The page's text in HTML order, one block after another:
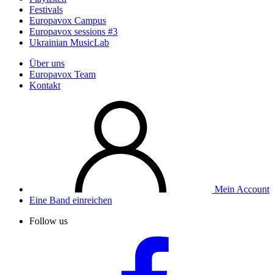
Festivals
Europavox Campus
Europavox sessions #3
Ukrainian MusicLab
Über uns
Europavox Team
Kontakt
Mein Account
Eine Band einreichen
Follow us